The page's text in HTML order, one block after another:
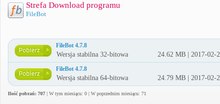
Strefa Download programu
FileBot
FileBot 4.7.8
Wersja stabilna 32-bitowa 24.62 MB | 2017-02-
FileBot 4.7.8
Wersja stabilna 64-bitowa 24.79 MB | 2017-02-
Ilość pobrań: 707 | W tym miesiącu: 0 | W poprzednim miesiącu: 71